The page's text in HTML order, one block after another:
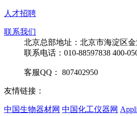
人才招聘
联系我们
北京总部地址：北京市海淀区
联系电话：010-88597838 400-
客服QQ： 807402950
友情链接：
中国生物器材网 中国化工仪器网